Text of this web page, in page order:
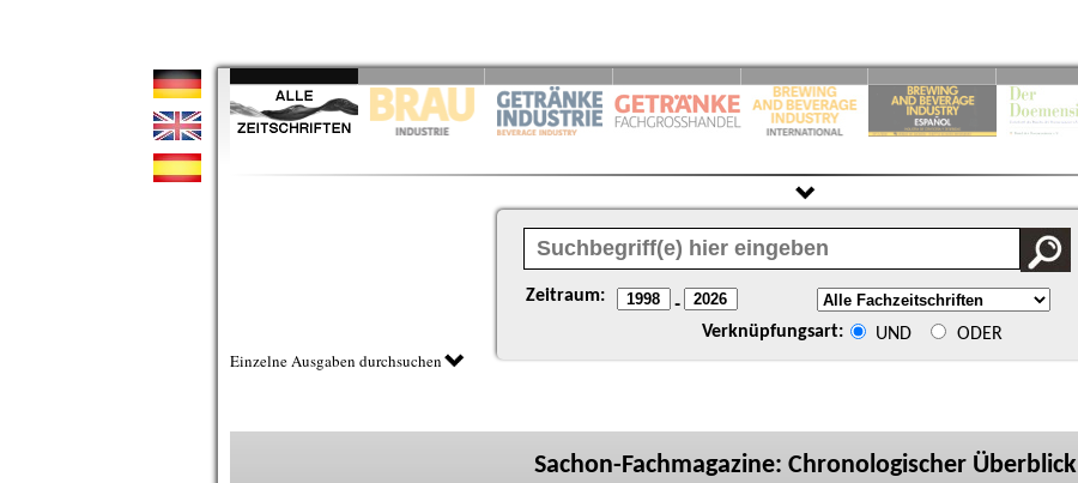
Zeitraum: -
Verknüpfungsart: UND ODER
Einzelne Ausgaben durchsuchen
Sachon-Fachmagazine: Chronologischer Überblick